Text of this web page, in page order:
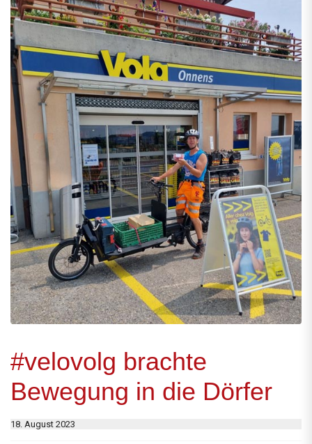
#velovolg brachte
Bewegung in die Dörfer
18. August 2023